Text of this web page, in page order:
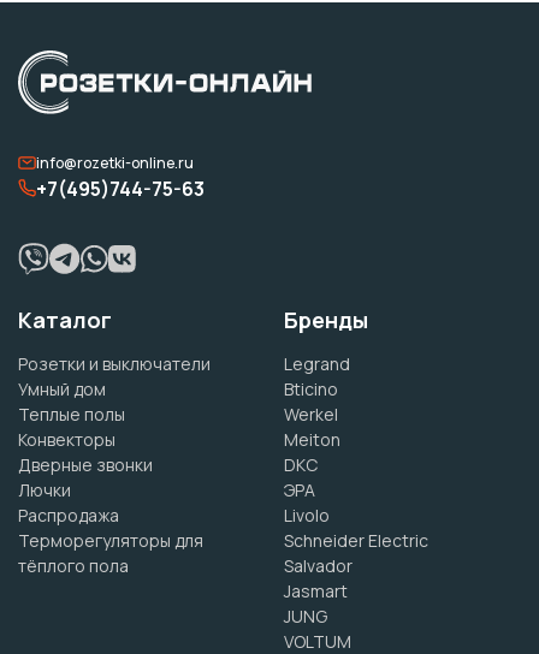
info@rozetki-online.ru
+7(495)744-75-63
Каталог
Розетки и выключатели
Умный дом
Теплые полы
Конвекторы
Дверные звонки
Лючки
Распродажа
Терморегуляторы для
тёплого пола
Бренды
Legrand
Bticino
Werkel
Meiton
DKC
ЭРА
Livolo
Schneider Electric
Salvador
Jasmart
JUNG
VOLTUM